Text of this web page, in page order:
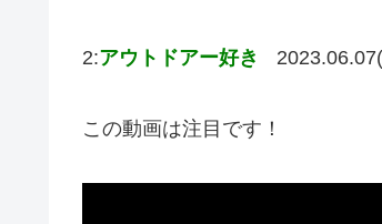
2:アウトドアー好き
この動画は注目です！